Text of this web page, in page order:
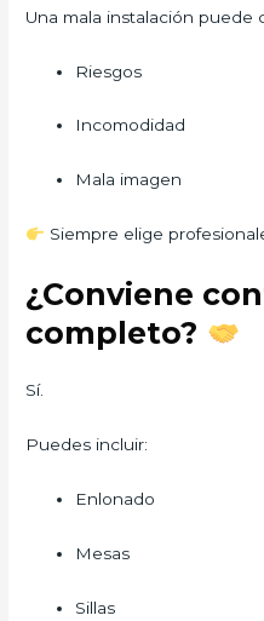
Una mala instalación puede
Riesgos
Incomodidad
Mala imagen
Siempre elige
¿Conviene
completo?
Sí.
Puedes incluir:
Enlonado
Mesas
Sillas